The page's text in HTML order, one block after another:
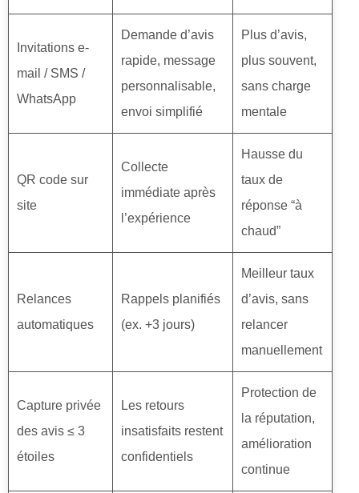
Invitations e-
mail / SMS /
WhatsApp
Demande d’avis
rapide, message
personnalisable,
envoi simplifié
Plus d’avis,
plus souvent,
sans charge
mentale
QR code sur
site
Collecte
immédiate après
l’expérience
Hausse du
taux de
réponse “à
chaud”
Relances
automatiques
Rappels planifiés
(ex. +3 jours)
Meilleur taux
d’avis, sans
relancer
manuellement
Capture privée
des avis ≤ 3
étoiles
Les retours
insatisfaits restent
confidentiels
Protection de
la réputation,
amélioration
continue